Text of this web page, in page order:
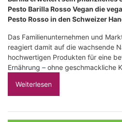
Pesto Barilla Rosso Vegan die
Pesto Rosso in den Schweizer
Das Familienunternehmen und
reagiert damit auf die wachsende
hochwertigen Produkten für eine
Ernährung – ohne geschmackliche
Weiterlesen